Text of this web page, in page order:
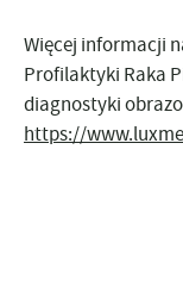
Więcej informacji
Profilaktyki Raka
diagnostyki
https://